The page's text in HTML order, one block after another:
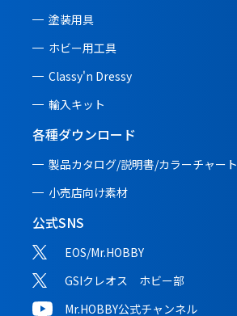
塗装用具
ホビー用工具
Classy'n Dressy
輸入キット
各種ダウンロード
製品カタログ/説明書/カラーチャート
小売店向け素材
公式SNS
EOS/Mr.HOBBY
GSIクレオス ホビー部
Mr.HOBBY公式チャンネル